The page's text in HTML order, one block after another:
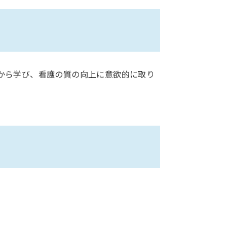
学び、看護の質の向上に意欲的に取り